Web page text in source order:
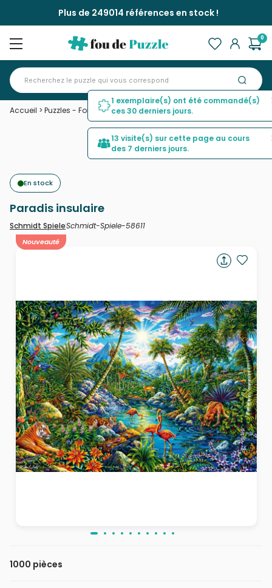
Plus de 249014 références en stock !
0
Accueil > Puzzles - Forêts, Fleurs et Jardins> Paradis insulaire
En stock
Paradis insulaire
Schmidt SpieleSchmidt-Spiele-58611
Nouveauté
1000 pièces
1 exemplaire(s) ont été commandé(s)
ces 30 derniers jours.
13 visite(s) sur cette page au cours
des 7 derniers jours.